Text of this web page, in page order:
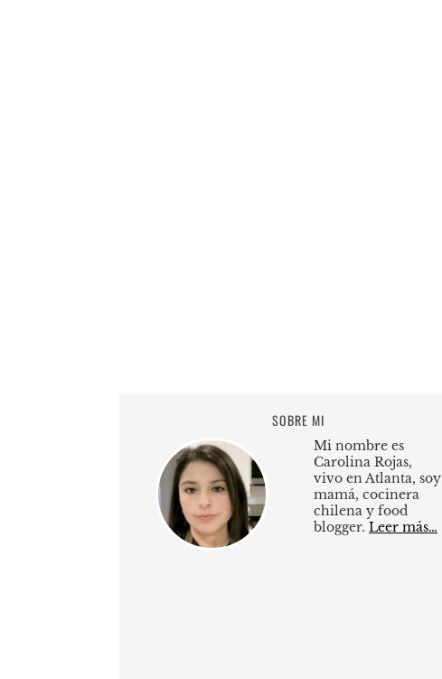
SOBRE MI
Mi nombre es
Carolina Rojas,
vivo en Atlanta, soy
mamá, cocinera
chilena y food
blogger. Leer más…